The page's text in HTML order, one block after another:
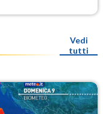
Vedi
tutti